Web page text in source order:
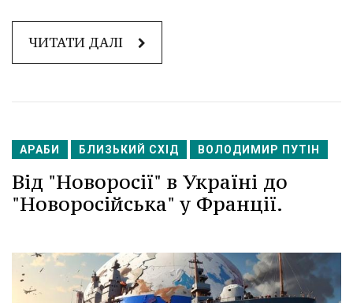
ЧИТАТИ ДАЛІ
АРАБИ БЛИЗЬКИЙ СХІД ВОЛОДИМИР ПУТІН
Від "Новоросії" в Україні до
"Новоросійська" у Франції.